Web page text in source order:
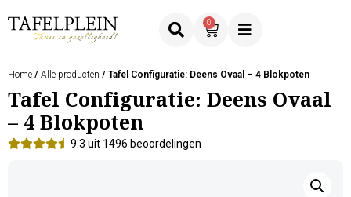
0
Home / Alle producten / Tafel Configuratie: Deens Ovaal – 4 Blokpoten
Tafel Configuratie: Deens Ovaal
– 4 Blokpoten
9.3 uit 1496 beoordelingen